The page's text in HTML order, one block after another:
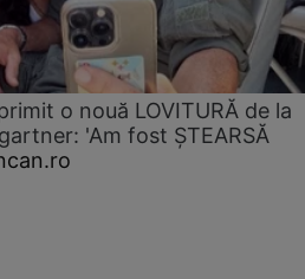
o nouă LOVITURĂ de la
'Am fost ȘTEARSĂ